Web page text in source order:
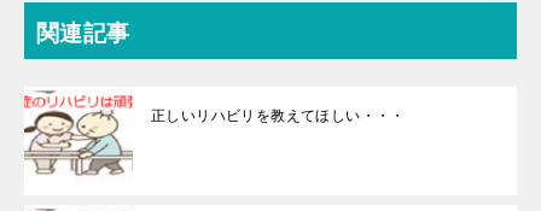
関連記事
正しいリハビリを教えてほしい・・・